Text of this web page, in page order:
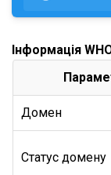
Інформація
Домен
Статус домену